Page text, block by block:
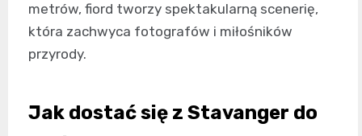
metrów, fiord tworzy spektakularną scenerię,
która zachwyca fotografów i miłośników
przyrody.
Jak dostać się z Stavanger do